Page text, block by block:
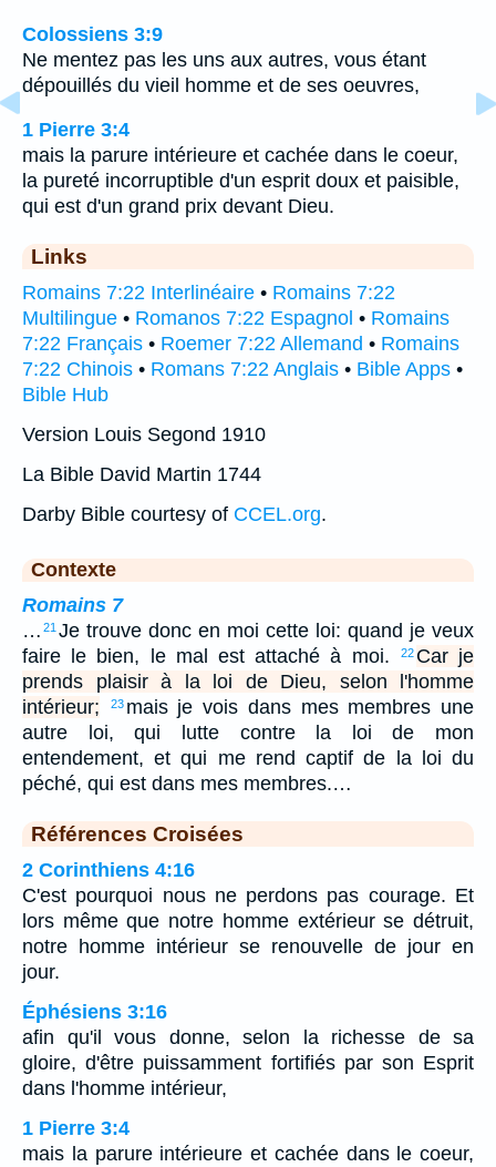
Colossiens 3:9
Ne mentez pas les uns aux autres, vous étant
dépouillés du vieil homme et de ses oeuvres,
1 Pierre 3:4
mais la parure intérieure et cachée dans le coeur,
la pureté incorruptible d'un esprit doux et paisible,
qui est d'un grand prix devant Dieu.
Links
Romains 7:22 Interlinéaire • Romains 7:22
Multilingue • Romanos 7:22 Espagnol • Romains
7:22 Français • Roemer 7:22 Allemand • Romains
7:22 Chinois • Romans 7:22 Anglais • Bible Apps •
Bible Hub
Version Louis Segond 1910
La Bible David Martin 1744
Darby Bible courtesy of CCEL.org.
Contexte
Romains 7
… 21 Je trouve donc en moi cette loi: quand je veux
faire le bien, le mal est attaché à moi.
22 Car je
prends plaisir à la loi de Dieu, selon l'homme
intérieur;
23 mais je vois dans mes membres une
autre loi, qui lutte contre la loi de mon
entendement, et qui me rend captif de la loi du
péché, qui est dans mes membres.…
Références Croisées
2 Corinthiens 4:16
C'est pourquoi nous ne perdons pas courage. Et
lors même que notre homme extérieur se détruit,
notre homme intérieur se renouvelle de jour en
jour.
Éphésiens 3:16
afin qu'il vous donne, selon la richesse de sa
gloire, d'être puissamment fortifiés par son Esprit
dans l'homme intérieur,
1 Pierre 3:4
mais la parure intérieure et cachée dans le coeur,